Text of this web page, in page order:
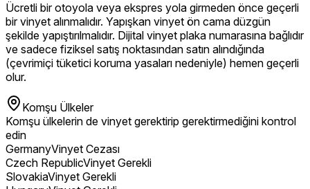
Ücretli bir otoyola veya ekspres yola girmeden önce geçerli
bir vinyet alınmalıdır. Yapışkan vinyet ön cama düzgün
şekilde yapıştırılmalıdır. Dijital vinyet plaka numarasına bağlıdır
ve sadece fiziksel satış noktasından satın alındığında
(çevrimiçi tüketici koruma yasaları nedeniyle) hemen geçerli
olur.
Komşu Ülkeler
Komşu ülkelerin de vinyet gerektirip gerektirmediğini kontrol
edin
GermanyVinyet Cezası
Czech RepublicVinyet Gerekli
SlovakiaVinyet Gerekli